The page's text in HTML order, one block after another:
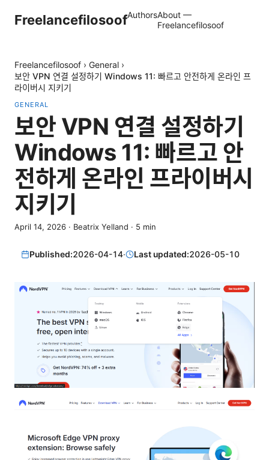
FreelancefilosoofAuthorsAbout —
Freelancefilosoof
Freelancefilosoof › General ›
보안 VPN 연결 설정하기 Windows 11: 빠르고 안전하게 온라인 프
라이버시 지키기
GENERAL
보안 VPN 연결 설정하기
Windows 11: 빠르고 안
전하게 온라인 프라이버시
지키기
April 14, 2026 · Beatrix Yelland · 5 min
Published:2026-04-14· Last updated:2026-05-10